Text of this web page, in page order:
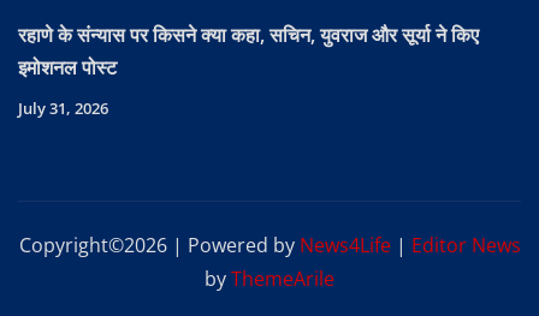
रहाणे के संन्यास पर किसने क्या कहा, सचिन, युवराज और सूर्या ने किए
इमोशनल पोस्ट
July 31, 2026
Copyright©2026 | Powered by News4Life | Editor News
byThemeArile